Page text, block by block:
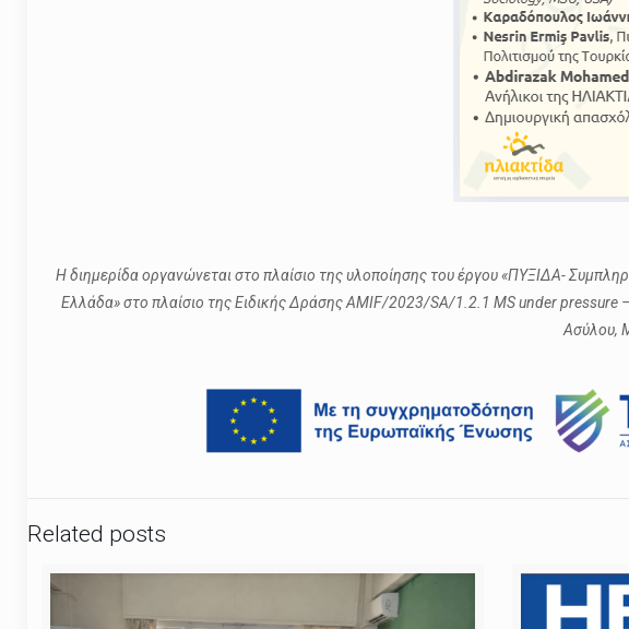
Η διημερίδα οργανώνεται στο πλαίσιο της υλοποίησης του έργου «ΠΥΞΙΔΑ-
Ελλάδα» στο πλαίσιο της Ειδικής Δράσης AMIF/2023/SA/1.2.1 MS under
Ασύλου,
Related posts